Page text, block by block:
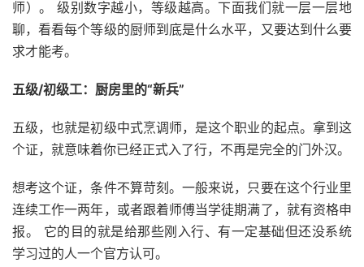
师）。 级别数字越小，等级越高。下面我们就一层一层地
聊，看看每个等级的厨师到底是什么水平，又要达到什么要
求才能考。
五级/初级工：厨房里的“新兵”
五级，也就是初级中式烹调师，是这个职业的起点。拿到这
个证，就意味着你已经正式入了行，不再是完全的门外汉。
想考这个证，条件不算苛刻。一般来说，只要在这个行业里
连续工作一两年，或者跟着师傅当学徒期满了，就有资格申
报。 它的目的就是给那些刚入行、有一定基础但还没系统
学习过的人一个官方认可。